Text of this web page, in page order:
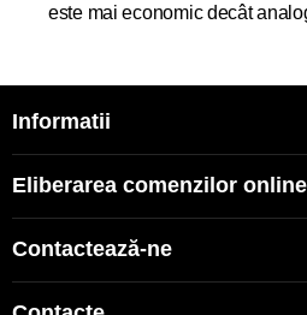
este mai economic decât
Informatii
Eliberarea comenzilor online
Contactează-ne